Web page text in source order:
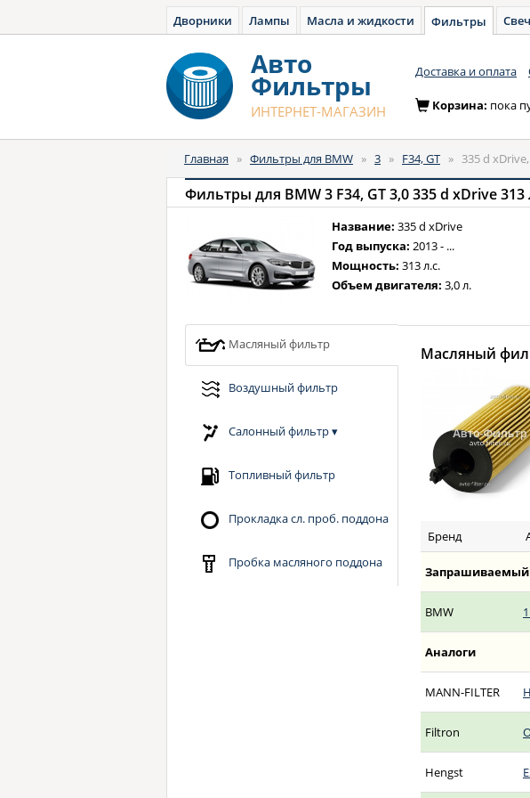
Дворники Лампы Масла и жидкости Фильтры
Авто
Фильтры
ИНТЕРНЕТ-МАГАЗИН
Доставка и оплата
Корзина: пока
Главная » Фильтры для BMW » 3 » F34, GT » 335 d
Фильтры для BMW 3 F34, GT 3,0 335 d xDrive 313
Название: 335 d xDrive
Год выпуска: 2013 - ...
Мощность: 313 л.с.
Объем двигателя: 3,0 л.
Масляный фильтр
Воздушный фильтр
Салонный фильтр▾
Топливный фильтр
Прокладка сл. проб. поддона
Пробка масляного поддона
Масляный
Бренд
Запрашиваемый
BMW
Аналоги
MANN-FILTER
Filtron
Hengst